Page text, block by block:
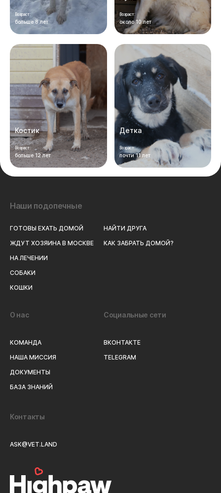
Возраст:
больше 8 лет
Возраст:
около 10 лет
Костик
Возраст:
больше 12 лет
Детка
Возраст:
почти 11 лет
Наши подопечные
ГОТОВЫ ЕХАТЬ ДОМОЙ
ЖДУТ ХОЗЯИНА В МОСКВЕ
НА ЛЕЧЕНИИ
СОБАКИ
КОШКИ
НАЙТИ ДРУГА
КАК ЗАБРАТЬ ДОМОЙ?
О нас
КОМАНДА
НАША МИССИЯ
ДОКУМЕНТЫ
БАЗА ЗНАНИЙ
Контакты
ASK@VET.LAND
Социальные сети
ВКОНТАКТЕ
TELEGRAM